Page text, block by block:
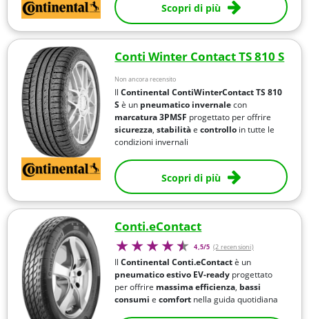
Scopri di più
Conti Winter Contact TS 810 S
Non ancora recensito
IlContinental ContiWinterContact TS 810
S è un pneumatico invernalecon
marcatura3PMSF progettato per offrire
sicurezza,stabilitàecontrollo in tutte le
condizioni invernali
Scopri di più
Conti.eContact
4,5/5 (2 recensioni)
IlContinental Conti.eContactè un
pneumatico estivo EV-ready progettato
per offrire massima efficienza, bassi
consumi ecomfort nella guida quotidiana